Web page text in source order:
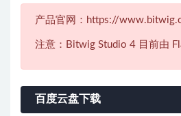
产品官网：https://
注意：Bitwig Studio 4 目前由
百度云盘下载